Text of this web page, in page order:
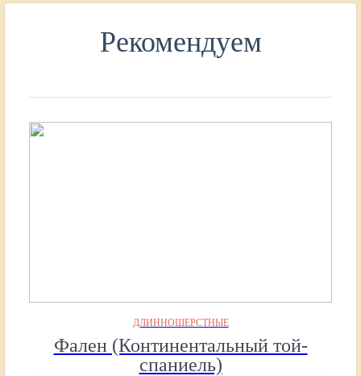
Рекомендуем
ДЛИННОШЕРСТНЫЕ
Фален (Континентальный той-
спаниель)